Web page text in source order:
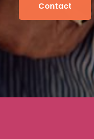
Contact